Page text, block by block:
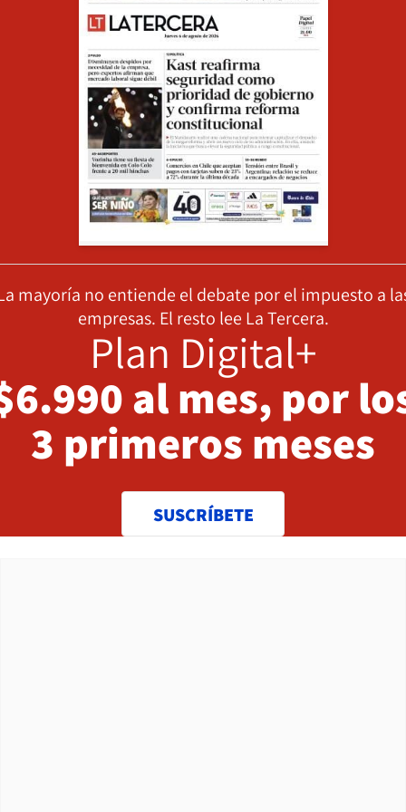
mayoría no entiende el debate por el impuesto a
empresas. El resto lee La Tercera.
Plan Digital+
al mes, por
3 primeros meses
SUSCRÍBETE